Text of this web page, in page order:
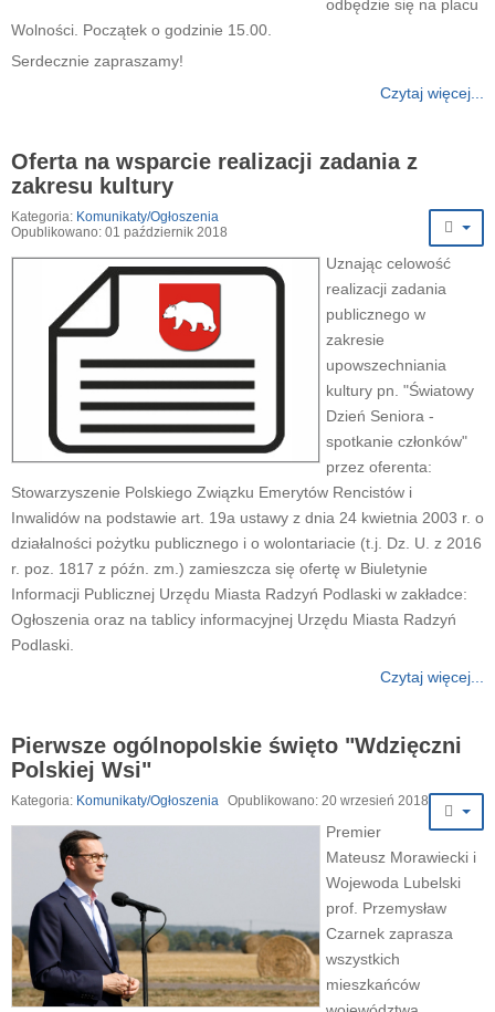
odbędzie się na placu
Wolności. Początek o godzinie 15.00.
Serdecznie zapraszamy!
Czytaj więcej...
Oferta na wsparcie realizacji zadania z
zakresu kultury
Kategoria: Komunikaty/Ogłoszenia
Opublikowano: 01 październik 2018
Uznając celowość
realizacji zadania
publicznego w
zakresie
upowszechniania
kultury pn. "Światowy
Dzień Seniora -
spotkanie członków"
przez oferenta:
Stowarzyszenie Polskiego Związku Emerytów Rencistów i
Inwalidów na podstawie art. 19a ustawy z dnia 24 kwietnia 2003 r. o
działalności pożytku publicznego i o wolontariacie (t.j. Dz. U. z 2016
r. poz. 1817 z późn. zm.) zamieszcza się ofertę w Biuletynie
Informacji Publicznej Urzędu Miasta Radzyń Podlaski w zakładce:
Ogłoszenia oraz na tablicy informacyjnej Urzędu Miasta Radzyń
Podlaski.
Czytaj więcej...
Pierwsze ogólnopolskie święto "Wdzięczni
Polskiej Wsi"
Kategoria: Komunikaty/Ogłoszenia Opublikowano: 20 wrzesień 2018
Premier
Mateusz Morawiecki i
Wojewoda Lubelski
prof. Przemysław
Czarnek zaprasza
wszystkich
mieszkańców